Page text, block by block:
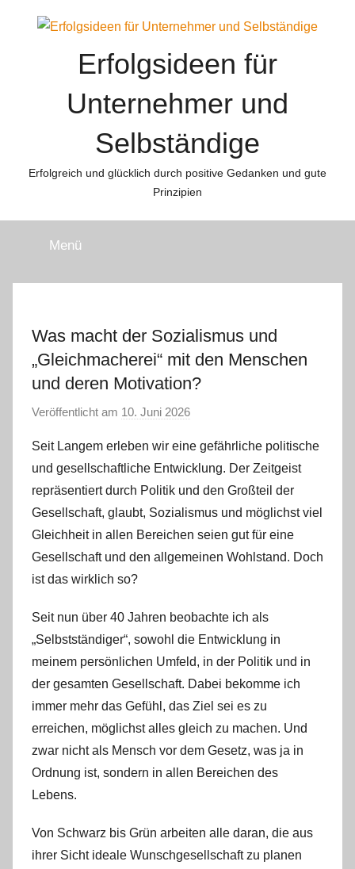
Erfolgsideen für
Unternehmer und
Selbständige
Erfolgreich und glücklich durch positive Gedanken und gute
Prinzipien
Menü
Was macht der Sozialismus und
„Gleichmacherei“ mit den Menschen
und deren Motivation?
Veröffentlicht am 10. Juni 2026
n
m
m
e
g
e
e
Seit Langem erleben wir eine gefährliche politische
und gesellschaftliche Entwicklung. Der Zeitgeist
repräsentiert durch Politik und den Großteil der
Gesellschaft, glaubt, Sozialismus und möglichst viel
Gleichheit in allen Bereichen seien gut für eine
Gesellschaft und den allgemeinen Wohlstand. Doch
ist das wirklich so?
Seit nun über 40 Jahren beobachte ich als
„Selbstständiger“, sowohl die Entwicklung in
meinem persönlichen Umfeld, in der Politik und in
der gesamten Gesellschaft. Dabei bekomme ich
immer mehr das Gefühl, das Ziel sei es zu
erreichen, möglichst alles gleich zu machen. Und
zwar nicht als Mensch vor dem Gesetz, was ja in
Ordnung ist, sondern in allen Bereichen des
Lebens.
Von Schwarz bis Grün arbeiten alle daran, die aus
ihrer Sicht ideale Wunschgesellschaft zu planen